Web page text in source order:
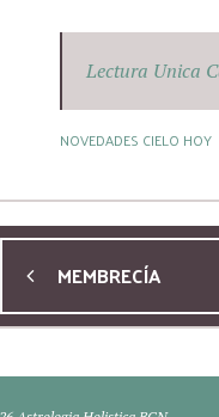
Lectura Unica
NOVEDADES CIELO HOY
MEMBRECÍA